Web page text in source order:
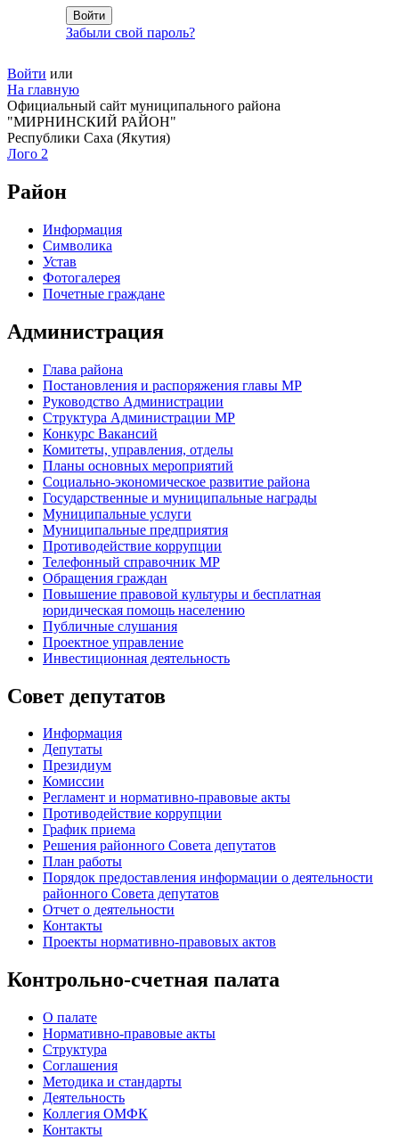
Забыли свой пароль?
Войти или
На главную
Официальный сайт муниципального района
"МИРНИНСКИЙ РАЙОН"
Республики Саха (Якутия)
Лого 2
Район
Информация
Символика
Устав
Фотогалерея
Почетные граждане
Администрация
Глава района
Постановления и распоряжения главы МР
Руководство Администрации
Структура Администрации МР
Конкурс Вакансий
Комитеты, управления, отделы
Планы основных мероприятий
Социально-экономическое развитие района
Государственные и муниципальные награды
Муниципальные услуги
Муниципальные предприятия
Противодействие коррупции
Телефонный справочник МР
Обращения граждан
Повышение правовой культуры и бесплатная
юридическая помощь населению
Публичные слушания
Проектное управление
Инвестиционная деятельность
Совет депутатов
Информация
Депутаты
Президиум
Комиссии
Регламент и нормативно-правовые акты
Противодействие коррупции
График приема
Решения районного Совета депутатов
План работы
Порядок предоставления информации о деятельности
районного Совета депутатов
Отчет о деятельности
Контакты
Проекты нормативно-правовых актов
Контрольно-счетная палата
О палате
Нормативно-правовые акты
Структура
Соглашения
Методика и стандарты
Деятельность
Коллегия ОМФК
Контакты